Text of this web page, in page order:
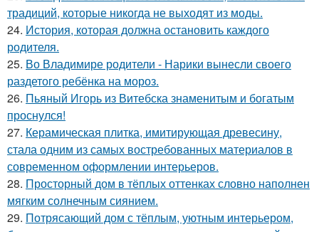
традиций, которые никогда не выходят из моды.
24. История, которая должна остановить каждого
родителя.
25. Во Владимире родители - Нарики вынесли своего
раздетого ребёнка на мороз.
26. Пьяный Игорь из Витебска знаменитым и богатым
проснулся!
27. Керамическая плитка, имитирующая древесину,
стала одним из самых востребованных материалов в
современном оформлении интерьеров.
28. Просторный дом в тёплых оттенках словно наполнен
мягким солнечным сиянием.
29. Потрясающий дом с тёплым, уютным интерьером,